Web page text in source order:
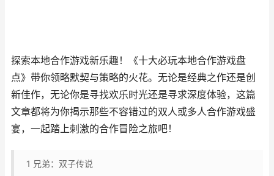
探索本地合作游戏新乐趣！《十大必玩本地合作游戏盘
点》带你领略默契与策略的火花。无论是经典之作还是创
新佳作，无论你是寻找欢乐时光还是寻求深度体验，这篇
文章都将为你揭示那些不容错过的双人或多人合作游戏盛
宴，一起踏上刺激的合作冒险之旅吧！
1 兄弟：双子传说